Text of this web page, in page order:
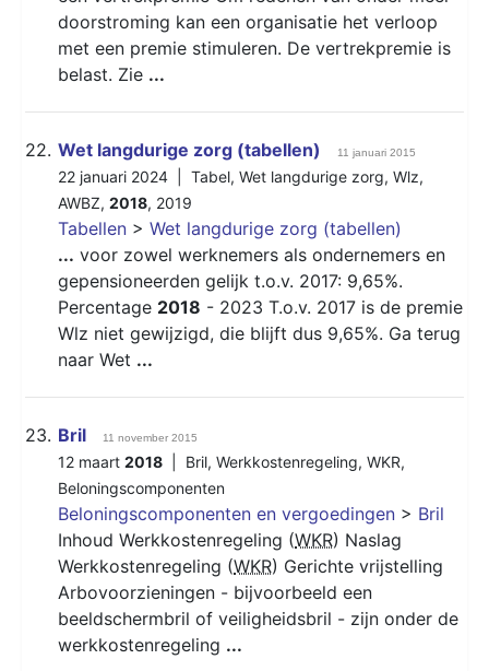
doorstroming kan een organisatie het verloop
met een premie stimuleren. De vertrekpremie is
belast. Zie ...
22. Wet langdurige zorg (tabellen) 11 januari 2015
22 januari 2024 | Tabel, Wet langdurige zorg, Wlz,
AWBZ, 2018, 2019
Tabellen > Wet langdurige zorg (tabellen)
... voor zowel werknemers als ondernemers en
gepensioneerden gelijk t.o.v. 2017: 9,65%.
Percentage 2018 - 2023 T.o.v. 2017 is de premie
Wlz niet gewijzigd, die blijft dus 9,65%. Ga terug
naar Wet ...
23. Bril 11 november 2015
12 maart 2018 Bril, Werkkostenregeling, WKR,
Beloningscomponenten
Beloningscomponenten en vergoedingen > Bril
Inhoud Werkkostenregeling (WKR) Naslag
Werkkostenregeling (WKR) Gerichte vrijstelling
Arbovoorzieningen - bijvoorbeeld een
beeldschermbril of veiligheidsbril - zijn onder de
werkkostenregeling ...